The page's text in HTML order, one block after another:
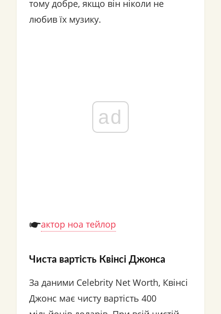
тому добре, якщо він ніколи не
любив їх музику.
ad
актор ноа тейлор
Чиста вартість Квінсі Джонса
За даними Celebrity Net Worth, Квінсі
Джонс має чисту вартість 400